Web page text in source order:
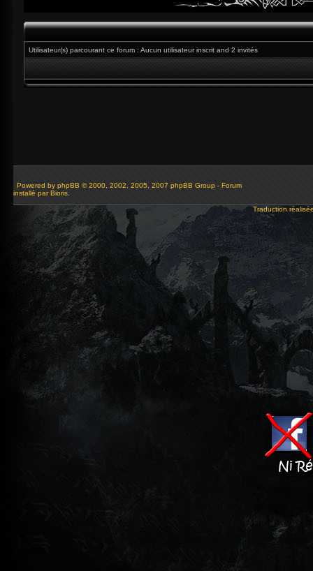
Utilisateur(s) parcourant ce forum : Aucun utilisateur inscrit and 2 invités
Powered by phpBB © 2000, 2002, 2005, 2007 phpBB Group - Forum
installé par Bioris.
Traduction